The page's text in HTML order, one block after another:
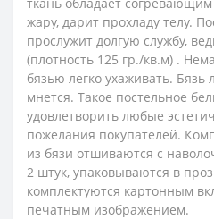
жару, дарит прохладу телу.
прослужит долгую службу,
(плотность 125 гр./кв.м) .
бязью легко ухаживать. Бязь
мнется. Такое постельное
удовлетворить любые
пожелания покупателей.
из бязи отшиваются с
2 штук, упаковываются в
комплектуются картонным
печатным изображением.